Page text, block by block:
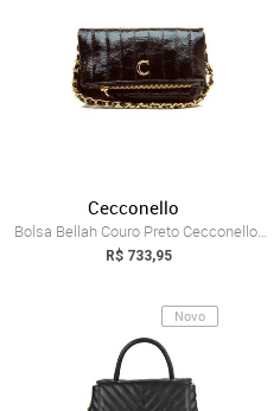
Cecconello
Bolsa Bellah Couro Preto Cecconello C2547-2
R$ 733,95
Novo